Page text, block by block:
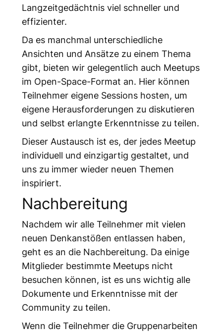
Langzeitgedächtnis viel schneller und
effizienter.
Da es manchmal unterschiedliche
Ansichten und Ansätze zu einem Thema
gibt, bieten wir gelegentlich auch Meetups
im Open-Space-Format an. Hier können
Teilnehmer eigene Sessions hosten, um
eigene Herausforderungen zu diskutieren
und selbst erlangte Erkenntnisse zu teilen.
Dieser Austausch ist es, der jedes Meetup
individuell und einzigartig gestaltet, und
uns zu immer wieder neuen Themen
inspiriert.
Nachbereitung
Nachdem wir alle Teilnehmer mit vielen
neuen Denkanstößen entlassen haben,
geht es an die Nachbereitung. Da einige
Mitglieder bestimmte Meetups nicht
besuchen können, ist es uns wichtig alle
Dokumente und Erkenntnisse mit der
Community zu teilen.
Wenn die Teilnehmer die Gruppenarbeiten